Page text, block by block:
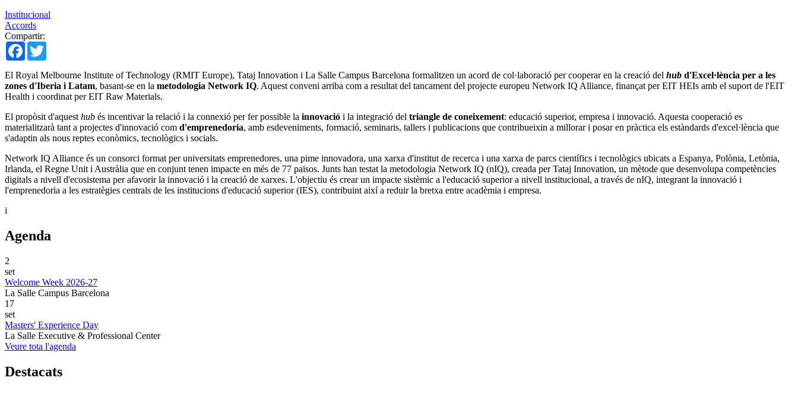
Institucional
Accords
Compartir:
Facebook
El Royal Melbourne Institute of Technology (RMIT Europe), Tataj Innovation i La Salle Campus Barcelona formalitzen un acord de col·laboració per cooperar en la creació del hub d'Excel·lència per a les
zones d'Iberia i Latam, basant-se en la metodologia Network IQ. Aquest conveni arriba com a resultat del tancament del projecte europeu Network IQ Alliance, finançat per EIT HEIs amb el suport de l'EIT
Health i coordinat per EIT Raw Materials.
El propòsit d'aquest hub és incentivar la relació i la connexió per fer possible la innovació i la integració del triangle de coneixement: educació superior, empresa i innovació. Aquesta cooperació es
materialitzarà tant a projectes d'innovació com d'emprenedoria, amb esdeveniments, formació, seminaris, tallers i publicacions que contribueixin a millorar i posar en pràctica els estàndards d'excel·lència que
s'adaptin als nous reptes econòmics, tecnològics i socials.
Network IQ Alliance és un consorci format per universitats emprenedores, una pime innovadora, una xarxa d'institut de recerca i una xarxa de parcs científics i tecnològics ubicats a Espanya, Polònia, Letònia,
Irlanda, el Regne Unit i Austràlia que en conjunt tenen impacte en més de 77 països. Junts han testat la metodologia Network IQ (nIQ), creada per Tataj Innovation, un mètode que desenvolupa competències
digitals a nivell d'ecosistema per afavorir la innovació i la creació de xarxes. L'objectiu és crear un impacte sistèmic a l'educació superior a nivell institucional, a través de nIQ, integrant la innovació i
l'emprenedoria a les estratègies centrals de les institucions d'educació superior (IES), contribuint així a reduir la bretxa entre acadèmia i empresa.
i
Agenda
2
set
Welcome Week 2026-27
La Salle Campus Barcelona
17
set
Masters' Experience Day
La Salle Executive & Professional Center
Veure tota l'agenda
Destacats